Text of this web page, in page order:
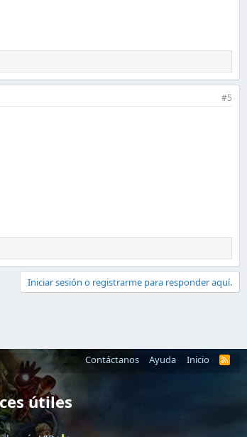
#5
Iniciar sesión o registrarme para responder aquí.
Contáctanos Ayuda Inicio
R
útiles